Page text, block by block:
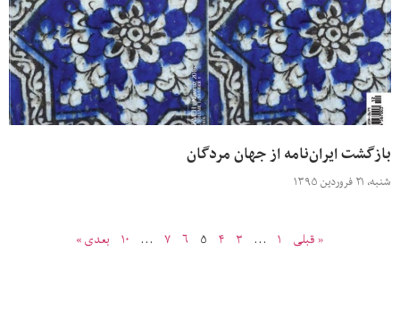
بازگشت ایران‌نامه از جهان مردگان
شنبه، ۲۱ فروردین ۱۳۹۵
« قبلی ۱ … ۳ ۴ ۵ ۶ ۷ … ۱۰ بعدی »